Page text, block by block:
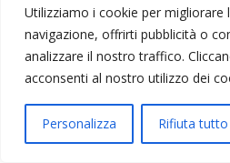
Utilizziamo i cookie per migliorare
navigazione, offrirti pubblicità o
analizzare il nostro traffico.
acconsenti al nostro utilizzo dei
Personalizza Rifiuta tutto
STAMPA SU CREPE
COTONE
2026 © Cristina Bonfanti| sede
Bernareggio MB | sede legale: via
Vimercate MB | r.e.a.: MB-2559099